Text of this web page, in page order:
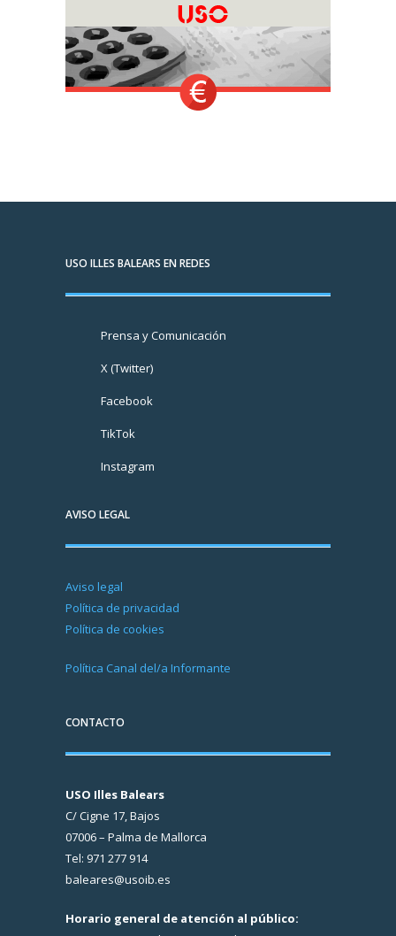
USO ILLES BALEARS EN REDES
Prensa y Comunicación
X (Twitter)
Facebook
TikTok
Instagram
AVISO LEGAL
Aviso legal
Política de privacidad
Política de cookies
Política Canal del/a Informante
CONTACTO
USO Illes Balears
C/ Cigne 17, Bajos
07006 – Palma de Mallorca
Tel: 971 277 914
baleares@usoib.es
Horario general de atención al público: